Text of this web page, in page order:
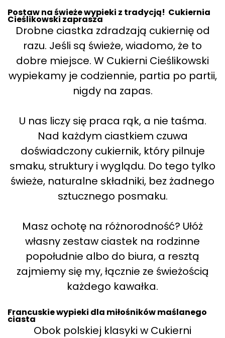
Postaw na świeże wypieki z tradycją! Cukiernia
Cieślikowski zaprasza
Drobne ciastka zdradzają cukiernię od
razu. Jeśli są świeże, wiadomo, że to
dobre miejsce. W Cukierni Cieślikowski
wypiekamy je codziennie, partia po partii,
nigdy na zapas.
U nas liczy się praca rąk, a nie taśma.
Nad każdym ciastkiem czuwa
doświadczony cukiernik, który pilnuje
smaku, struktury i wyglądu. Do tego tylko
świeże, naturalne składniki, bez żadnego
sztucznego posmaku.
Masz ochotę na różnorodność? Ułóż
własny zestaw ciastek na rodzinne
popołudnie albo do biura, a resztą
zajmiemy się my, łącznie ze świeżością
każdego kawałka.
Francuskie wypieki dla miłośników maślanego
ciasta
Obok polskiej klasyki w Cukierni